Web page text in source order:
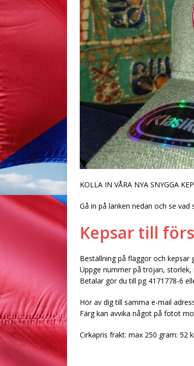
KOLLA IN VÅRA NYA SNYGGA
Gå in på länken nedan och se vad
Kepsar till
Beställning på flaggor och kepsar
Uppge nummer på tröjan, storlek,
Betalar gör du till pg 4171778-6
Hör av dig till samma e-mail
Färg kan avvika något på fotot
Cirkapris frakt: max 250 gram: 52